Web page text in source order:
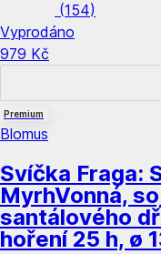
(154)
Vyprodáno
979 Kč
Premium
Blomus
Svíčka Fraga:
MyrhVonná,
santálového
hoření 25 h, ø